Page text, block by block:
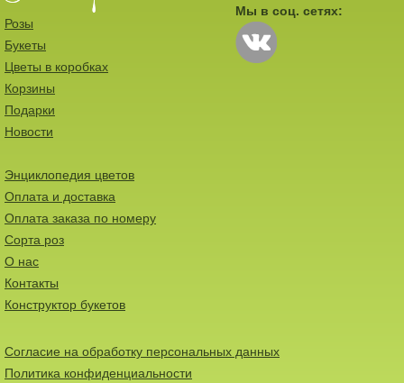
Мы в соц. сетях:
Розы
Букеты
Цветы в коробках
Корзины
Подарки
Новости
Энциклопедия цветов
Оплата и доставка
Оплата заказа по номеру
Сорта роз
О нас
Контакты
Конструктор букетов
Согласие на обработку персональных данных
Политика конфиденциальности